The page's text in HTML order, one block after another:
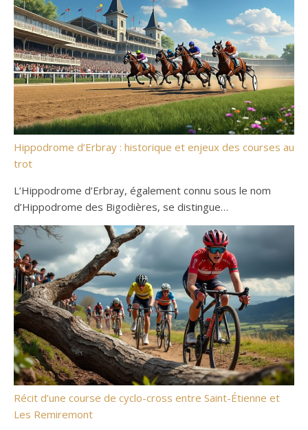
Hippodrome d’Erbray : historique et enjeux des courses au
trot
L’Hippodrome d’Erbray, également connu sous le nom
d’Hippodrome des Bigodières, se distingue…
Récit d’une course de cyclo-cross entre Saint-Étienne et
Les Remiremont